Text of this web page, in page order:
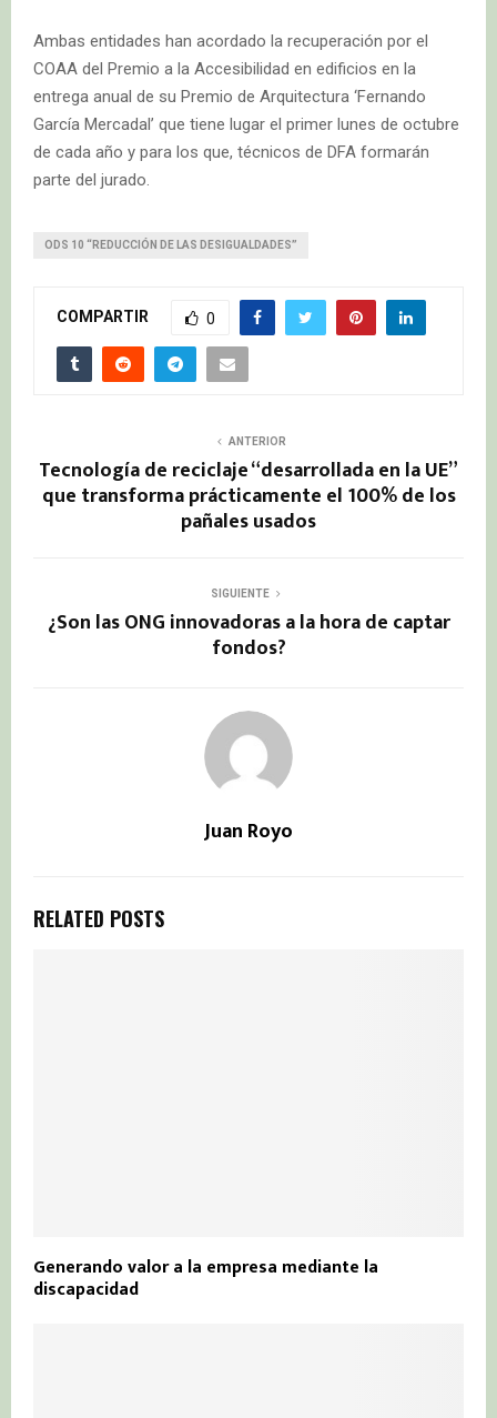
Ambas entidades han acordado la recuperación por el
COAA del Premio a la Accesibilidad en edificios en la
entrega anual de su Premio de Arquitectura ‘Fernando
García Mercadal’ que tiene lugar el primer lunes de octubre
de cada año y para los que, técnicos de DFA formarán
parte del jurado.
ODS 10 “REDUCCIÓN DE LAS DESIGUALDADES”
COMPARTIR 0
ANTERIOR
Tecnología de reciclaje “desarrollada en la UE”
que transforma prácticamente el 100% de los
pañales usados
SIGUIENTE
¿Son las ONG innovadoras a la hora de captar
fondos?
Juan Royo
RELATED POSTS
Generando valor a la empresa mediante la
discapacidad